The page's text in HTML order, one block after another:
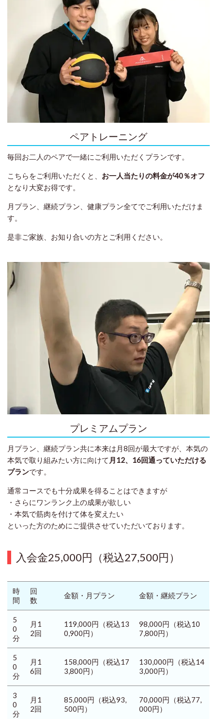
ペアトレーニング
毎回お二人のペアで一緒にご利用いただくプランです。
こちらをご利用いただくと、 お一人当たりの料金が40％オフ
となり大変お得です。
月プラン、継続プラン、健康プラン全てでご利用いただけま
す。
是非ご家族、お知り合いの方とご利用ください。
プレミアムプラン
月プラン、継続プラン共に本来は月8回が最大ですが、本気の
本気で取り組みたい方に向けて 月12、16回通っていただける
プランです。
通常コースでも十分成果を得ることはできますが
・さらにワンランク上の成果が欲しい
・本気で筋肉を付けて体を変えたい
といった方のためにご提供させていただいております。
入会金25,000円 （税込27,500円）
時
間
回
数
金額・月プラン 金額・継続プラン
5
0
分
月1
2回
119,000円 （税込13
0,900円）
98,000円 （税込10
7,800円）
5
0
分
月1
6回
158,000円 （税込17
3,800円）
130,000円 （税込14
3,000円）
3
0
分
月1
2回
85,000円 （税込93,
500円）
70,000円 （税込77,
000円）